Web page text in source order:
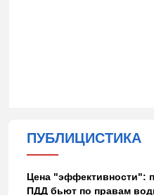
ПУБЛИЦИСТИКА
Цена "эффективности":
ПДД бьют по правам